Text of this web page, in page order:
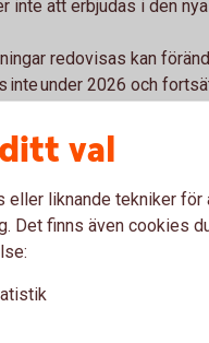
inte att erbjudas i den nya
redovisas kan
inte under 2026 och
fasas de gamla
du att inte kunna
smidig övergång för
val
eller liknande tekniker för
Det finns även cookies